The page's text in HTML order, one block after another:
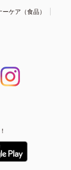
ーケア（食品）